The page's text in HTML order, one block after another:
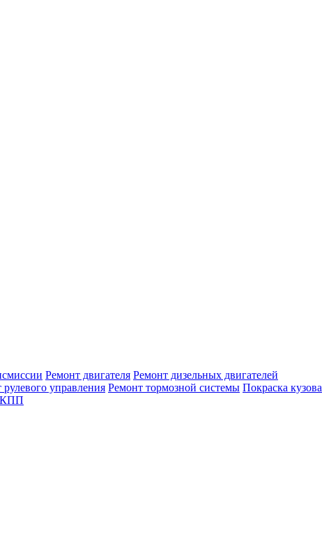
Ремонт двигателя Ремонт дизельных двигателей
рулевого управления Ремонт тормозной системы Покраска кузова